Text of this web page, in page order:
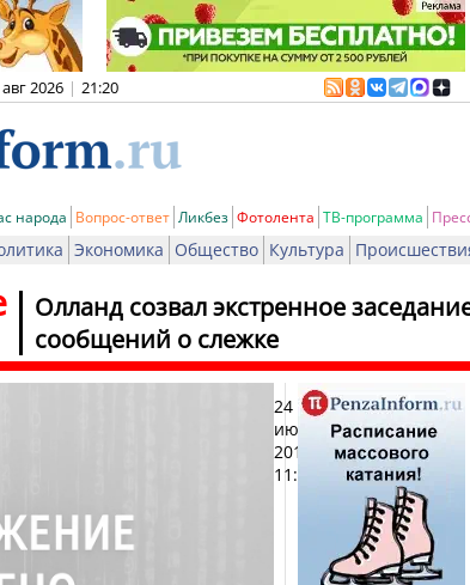
2026 | 21:20
народа Вопрос-ответ Ликбез Фотолента ТВ-программа
Экономика Общество Культура
Олланд созвал экстренное
сообщений о слежке
24
июня
2015,
11:47